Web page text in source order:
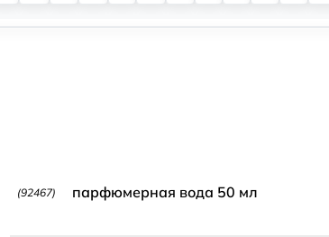
(92467) парфюмерная вода 50 мл